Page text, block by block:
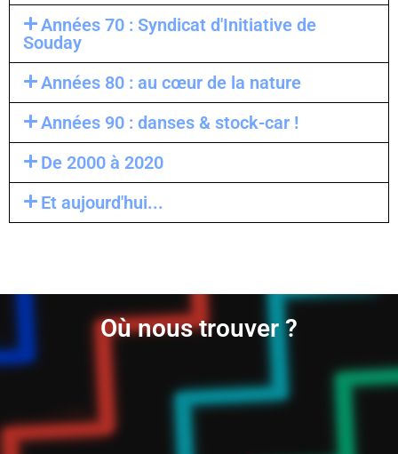
Années 70 : Syndicat d'Initiative de
Souday
Années 80 : au cœur de la nature
Années 90 : danses & stock-car !
De 2000 à 2020
Et aujourd'hui...
Où nous trouver ?